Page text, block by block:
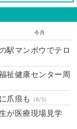
2 3 4
今月
駅マンボウでテロ
祉健康センター周
爪痕も (8/5)
が医療現場見学